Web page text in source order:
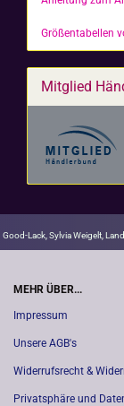
Größentabellen
Mitglied
Good-Lack, Sylvia Weigelt,
MEHR ÜBER...
Impressum
Unsere AGB's
Widerrufsrecht &
Privatsphäre und